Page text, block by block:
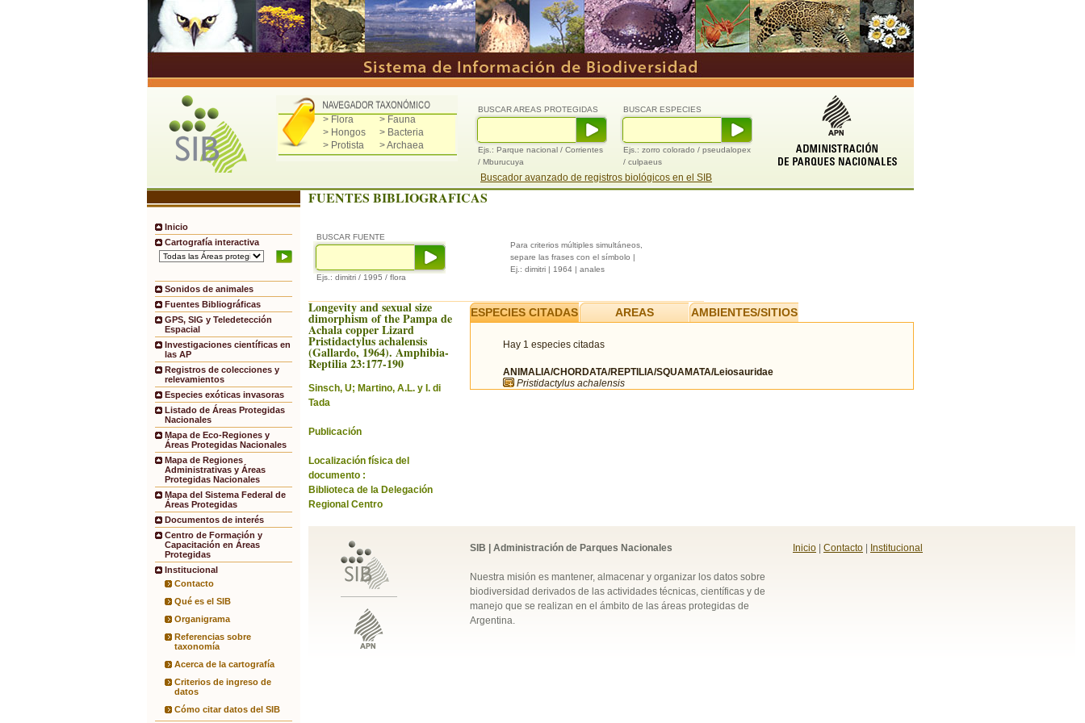
> Flora
> Fauna
> Hongos
> Bacteria
> Protista
> Archaea
BUSCAR ESPECIES
Ejs.: zorro colorado / pseudalopex
/ culpaeus
BUSCAR AREAS PROTEGIDAS
Ejs.: Parque nacional / Corrientes
/ Mburucuya
Buscador avanzado de registros biológicos en el SIB
Inicio
Cartografía interactiva
Sonidos de animales
Fuentes Bibliográficas
GPS, SIG y Teledetección
Espacial
Investigaciones científicas en
las AP
Registros de colecciones y
relevamientos
Especies exóticas invasoras
Listado de Áreas Protegidas
Nacionales
Mapa de Eco-Regiones y
Áreas Protegidas Nacionales
Mapa de Regiones
Administrativas y Áreas
Protegidas Nacionales
Mapa del Sistema Federal de
Áreas Protegidas
Documentos de interés
Centro de Formación y
Capacitación en Áreas
Protegidas
Institucional
Contacto
Qué es el SIB
Organigrama
Referencias sobre
taxonomía
Acerca de la cartografía
Criterios de ingreso de
datos
Cómo citar datos del SIB
FUENTES BIBLIOGRAFICAS
BUSCAR FUENTE
Ejs.: dimitri / 1995 / flora
Para criterios múltiples simultáneos,
separe las frases con el símbolo |
Ej.: dimitri | 1964 | anales
Longevity and sexual size
dimorphism of the Pampa de
Achala copper Lizard
Pristidactylus achalensis
(Gallardo, 1964). Amphibia-
Reptilia 23:177-190
Sinsch, U; Martino, A.L. y I. di
Tada
Publicación
Localización física del
documento :
Biblioteca de la Delegación
Regional Centro
ESPECIES CITADAS AREAS AMBIENTES/SITIOS
Hay 1 especies citadas
ANIMALIA/CHORDATA/REPTILIA/SQUAMATA/Leiosauridae
Pristidactylus achalensis
SIB | Administración de Parques Nacionales
Nuestra misión es mantener, almacenar y organizar los datos sobre
biodiversidad derivados de las actividades técnicas, científicas y de
manejo que se realizan en el ámbito de las áreas protegidas de
Argentina.
Inicio Contacto Institucional